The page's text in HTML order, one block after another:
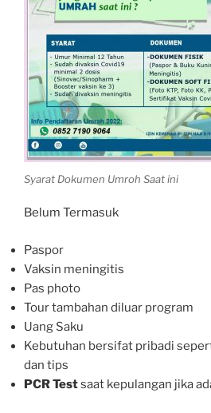
Syarat Dokumen Umroh Saat ini
Belum Termasuk
Paspor
Vaksin meningitis
Pas photo
Tour tambahan diluar program
Uang Saku
Kebutuhan bersifat pribadi
dan tips
PCR Testsaat kepulangan jika